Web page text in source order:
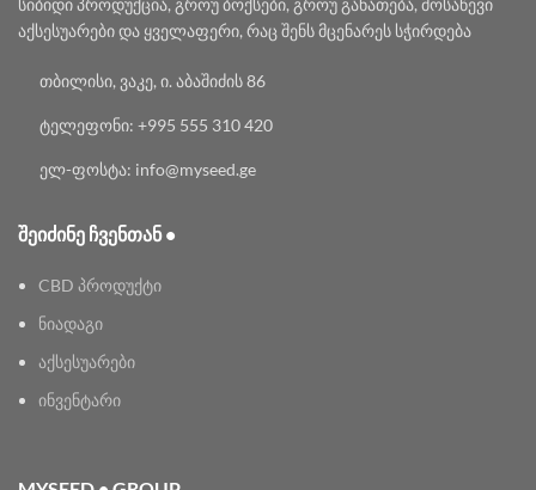
სიბიდი პროდუქცია, გროუ ბოქსები, გროუ განათება, მოსაწევი
აქსესუარები და ყველაფერი, რაც შენს მცენარეს სჭირდება
თბილისი, ვაკე, ი. აბაშიძის 86
ტელეფონი: +995 555 310 420
ელ-ფოსტა: info@myseed.ge
ᲨᲔᲘᲫᲘᲜᲔ ᲩᲕᲔᲜᲗᲐᲜ •
CBD პროდუქტი
ნიადაგი
აქსესუარები
ინვენტარი